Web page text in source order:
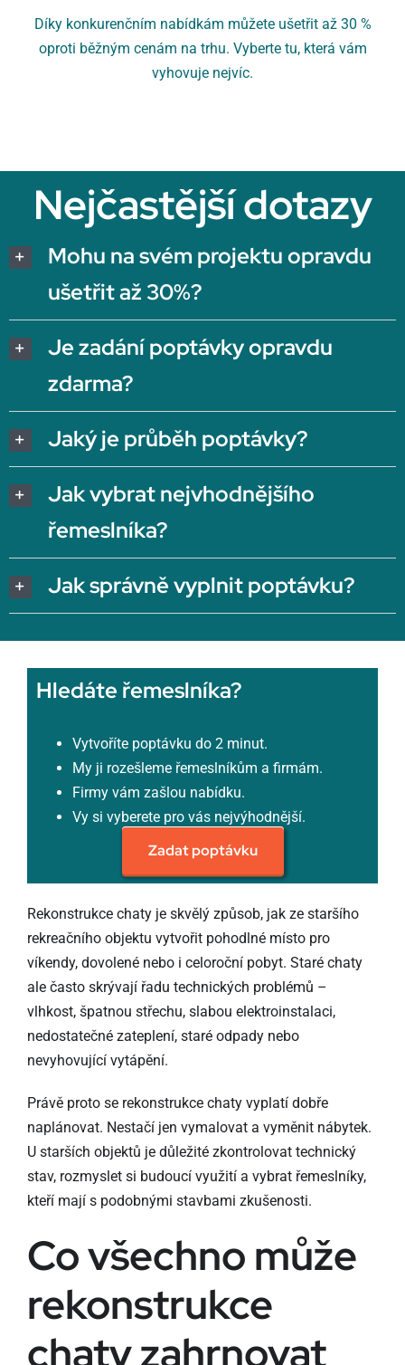
Díky konkurenčním nabídkám můžete ušetřit až 30 %
oproti běžným cenám na trhu. Vyberte tu, která vám
vyhovuje nejvíc.
Nejčastější dotazy
Mohu na svém projektu opravdu
ušetřit až 30%?
Je zadání poptávky opravdu
zdarma?
Jaký je průběh poptávky?
Jak vybrat nejvhodnějšího
řemeslníka?
Jak správně vyplnit poptávku?
Hledáte řemeslníka?
Vytvoříte poptávku do 2 minut.
My ji rozešleme řemeslníkům a firmám.
Firmy vám zašlou nabídku.
Vy si vyberete pro vás nejvýhodnější.
Zadat poptávku
Rekonstrukce chaty je skvělý způsob, jak ze staršího
rekreačního objektu vytvořit pohodlné místo pro
víkendy, dovolené nebo i celoroční pobyt. Staré chaty
ale často skrývají řadu technických problémů –
vlhkost, špatnou střechu, slabou elektroinstalaci,
nedostatečné zateplení, staré odpady nebo
nevyhovující vytápění.
Právě proto se rekonstrukce chaty vyplatí dobře
naplánovat. Nestačí jen vymalovat a vyměnit nábytek.
U starších objektů je důležité zkontrolovat technický
stav, rozmyslet si budoucí využití a vybrat řemeslníky,
kteří mají s podobnými stavbami zkušenosti.
Co všechno může
rekonstrukce
chaty zahrnovat